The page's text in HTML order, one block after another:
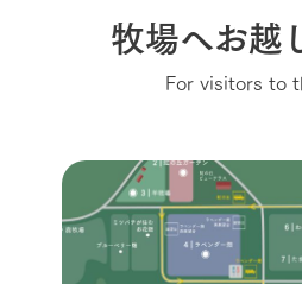
牧場へお越
For visitors to